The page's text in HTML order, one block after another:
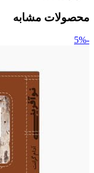
محصولات مشابه
-5%